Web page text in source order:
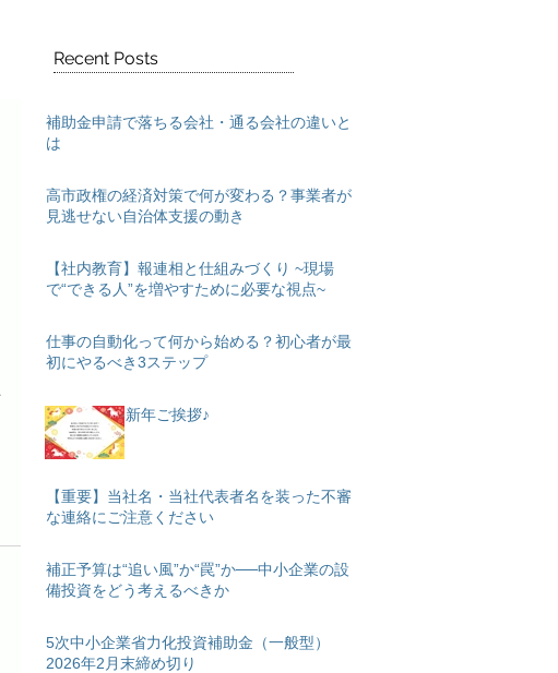
Recent Posts
補助金申請で落ちる会社・通る会社の違いと
は
高市政権の経済対策で何が変わる？事業者が
見逃せない自治体支援の動き
【社内教育】報連相と仕組みづくり ~現場
で“できる人”を増やすために必要な視点~
仕事の自動化って何から始める？初心者が最
初にやるべき3ステップ
新年ご挨拶♪
【重要】当社名・当社代表者名を装った不審
な連絡にご注意ください
補正予算は“追い風”か“罠”か──中小企業の設
備投資をどう考えるべきか
5次中小企業省力化投資補助金（一般型）
2026年2月末締め切り